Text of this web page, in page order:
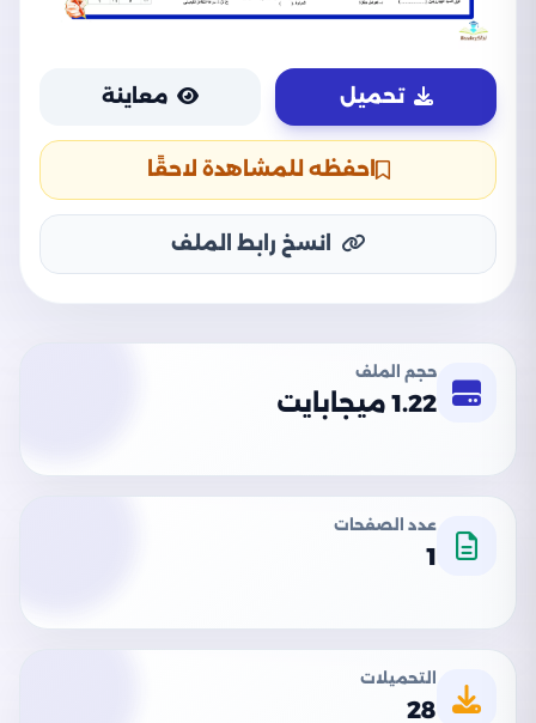
تحميل معاينة
احفظه للمشاهدة لاحقًا
انسخ رابط الملف
حجم الملف
1.22 ميجابايت
عدد الصفحات
1
التحميلات
28